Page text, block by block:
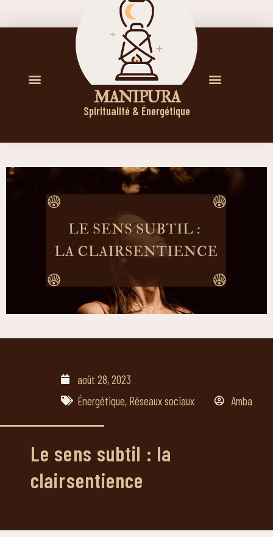
M A N I P U R A
Spiritualité & Énergétique
août 28, 2023
Énergétique, Réseaux sociaux Amba
Le sens subtil : la
clairsentience